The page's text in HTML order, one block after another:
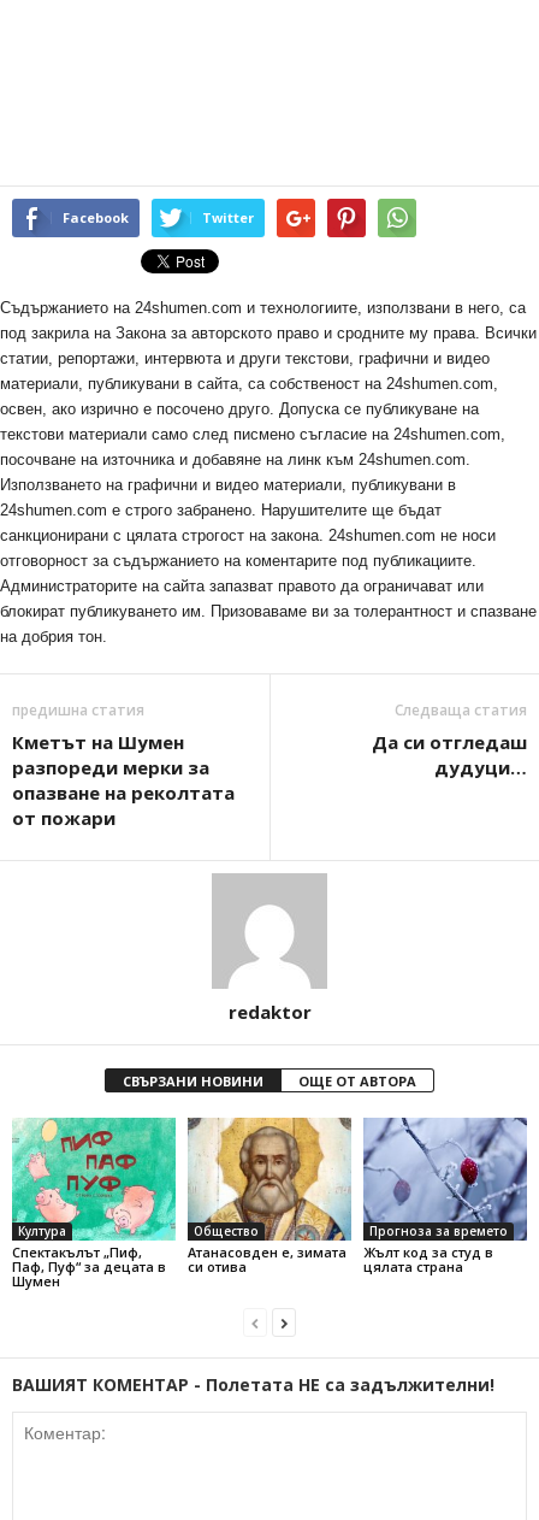
Facebook Twitter
Съдържанието на 24shumen.com и технологиите, използвани в него, са
под закрила на Закона за авторското право и сродните му права. Всички
статии, репортажи, интервюта и други текстови, графични и видео
материали, публикувани в сайта, са собственост на 24shumen.com,
освен, ако изрично е посочено друго. Допуска се публикуване на
текстови материали само след писмено съгласие на 24shumen.com,
посочване на източника и добавяне на линк към 24shumen.com.
Използването на графични и видео материали, публикувани в
24shumen.com е строго забранено. Нарушителите ще бъдат
санкционирани с цялата строгост на закона. 24shumen.com не носи
отговорност за съдържанието на коментарите под публикациите.
Администраторите на сайта запазват правото да ограничават или
блокират публикуването им. Призоваваме ви за толерантност и спазване
на добрия тон.
предишна статия
Кметът на Шумен
разпореди мерки за
опазване на реколтата
от пожари
Следваща статия
Да си отгледаш
дудуци…
redaktor
СВЪРЗАНИ НОВИНИ ОЩЕ ОТ АВТОРА
Култура
Спектакълът „Пиф,
Паф, Пуф“ за децата в
Шумен
Общество
Атанасовден е, зимата
си отива
Прогноза за времето
Жълт код за студ в
цялата страна
ВАШИЯТ КОМЕНТАР - Полетата НЕ са задължителни!